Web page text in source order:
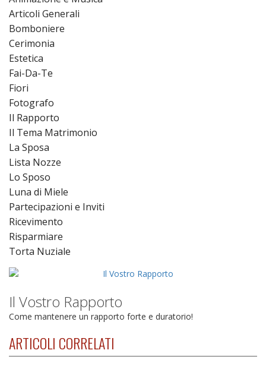
Articoli Generali
Bomboniere
Cerimonia
Estetica
Fai-Da-Te
Fiori
Fotografo
Il Rapporto
Il Tema Matrimonio
La Sposa
Lista Nozze
Lo Sposo
Luna di Miele
Partecipazioni e Inviti
Ricevimento
Risparmiare
Torta Nuziale
Il Vostro Rapporto
Come mantenere un rapporto forte e duratorio!
ARTICOLI CORRELATI